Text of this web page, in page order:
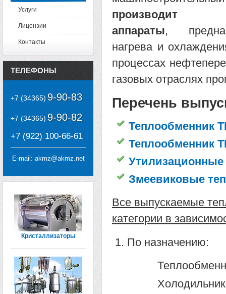
производит
аппараты,
нагрева и
процессах
газовых отраслях
Перечень
Теплообменник
Теплообменник
Змеевиковые
Все выпускаемые
категории в
По назначению:
Услуги
Лицензии
Контакты
ТЕЛЕФОНЫ
+7 (34365) 9-90-83
+7 (34365) 9-90-82
+7 (922) 100-66-61
E-mail: akmz@akmz.net
Кристаллизаторы